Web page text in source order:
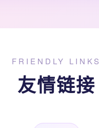
FRIENDLY LINKS
友情链接